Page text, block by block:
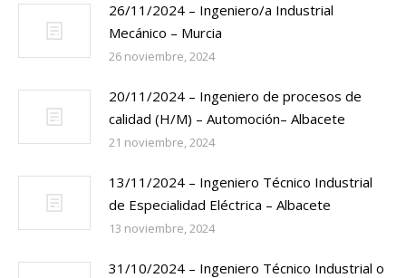
26/11/2024 – Ingeniero/a Industrial
Mecánico – Murcia
26 noviembre, 2024
20/11/2024 – Ingeniero de procesos de
calidad (H/M) – Automoción– Albacete
21 noviembre, 2024
13/11/2024 – Ingeniero Técnico Industrial
de Especialidad Eléctrica – Albacete
13 noviembre, 2024
31/10/2024 – Ingeniero Técnico Industrial o